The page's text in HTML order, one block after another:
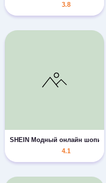
3.8
SHEIN Модный онлайн шопинг
4.1